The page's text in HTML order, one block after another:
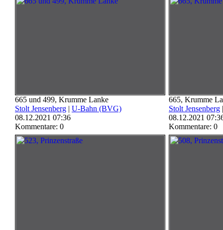
665 und 499, Krumme Lanke
Stolt Jensenberg | U-Bahn (BVG)
08.12.2021 07:36
Kommentare: 0
665, Krumme
Stolt Jensenberg
08.12.2021
Kommentare: 0